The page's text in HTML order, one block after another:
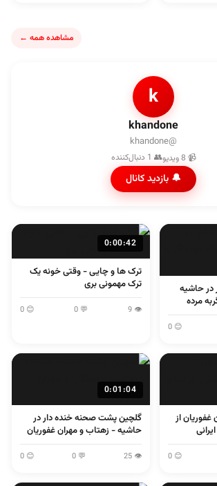
مشاهده همه ←
k
khandone
@khandone
📹 8 ویدیو 👥 1 دنبال‌کننده
🔔 بازدید کانال
حاشیه
مرده
😊 0
0:00:42
ترک ها و چایی - وقتی خونه یک
ترک مهمونی بری
👁 9
💬 0
😊 0
غفوریان از
😊 0
0:01:04
گلچین پشت صحنه خنده دار در
حاشیه - زهتاب و مهران غفوریان
👁 25
💬 0
😊 0